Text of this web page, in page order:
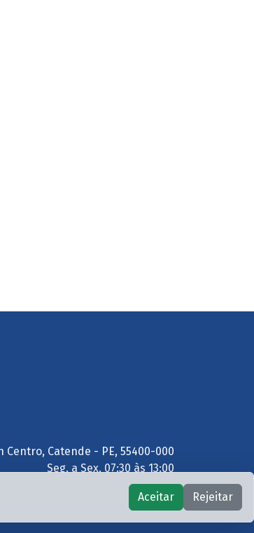
Centro, Catende - PE, 55400-000
Seg. a Sex. 07:30 às 13:00
Aceitar Rejeitar